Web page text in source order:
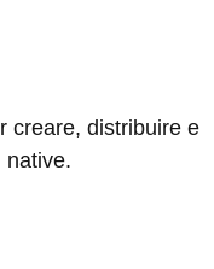
creare, distribuire e
native.